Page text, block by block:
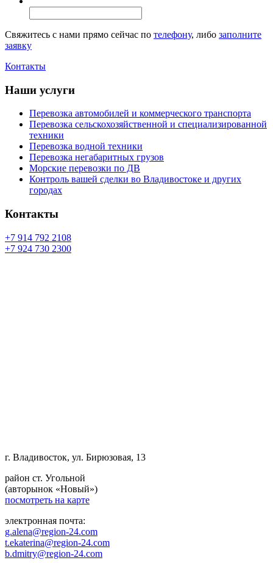
Свяжитесь с нами прямо сейчас по телефону, либо заполните
заявку
Контакты
Наши услуги
Перевозка автомобилей и коммерческого транспорта
Перевозка сельскохозяйственной и специализированной
техники
Перевозка водной техники
Перевозка негабаритных грузов
Морские перевозки по ДВ
Контроль вашей сделки во Владивостоке и других
городах
Контакты
+7 914 792 2108
+7 924 730 2300
г. Владивосток, ул. Бирюзовая, 13
район ст. Угольной
(авторынок «Новый»)
посмотреть на карте
электронная почта:
g.alena@region-24.com
t.ekaterina@region-24.com
b.dmitry@region-24.com